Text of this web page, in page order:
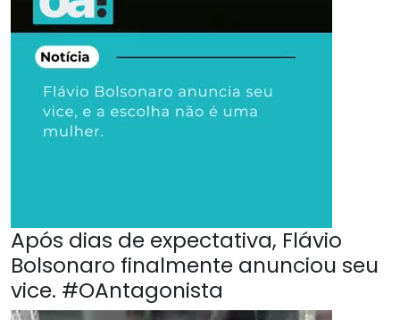
Após dias de expectativa, Flávio
Bolsonaro finalmente anunciou seu
vice. #OAntagonista